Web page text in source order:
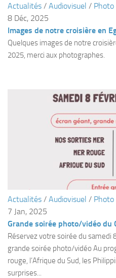
Responsables
Fosse
Sorties techniques
Sorties 2026
Sorties 2025
Sorties 2022
Sorties 2020
Sorties 2018
sorties 2017
Actualités / Audiovisuel / Photo
8 Déc, 2025
Images de notre croisière en
Quelques images de notre
2025, merci aux photographes.
Actualités / Audiovisuel / Photo
7 Jan, 2025
Grande soirée photo/vidéo du
Réservez votre soirée du samedi
grande soirée photo/vidéo Au
rouge, l’Afrique du Sud, les
surprises...